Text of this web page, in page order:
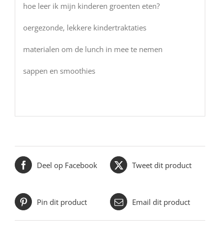
hoe leer ik mijn kinderen groenten eten?
oergezonde, lekkere kindertraktaties
materialen om de lunch in mee te nemen
sappen en smoothies
Deel op Facebook Tweet dit product
Pin dit product Email dit product